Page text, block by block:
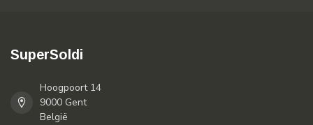
SuperSoldi
Hoogpoort 14
9000 Gent
België